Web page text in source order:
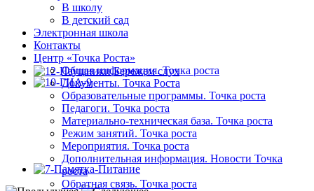
В школу
В детский сад
Электронная школа
Контакты
Центр «Точка Роста»
Общая информация. Точка роста
Документы. Точка Роста
Образовательные программы. Точка роста
Педагоги. Точка роста
Материально-техническая база. Точка роста
Режим занятий. Точка роста
Мероприятия. Точка роста
Дополнительная информация. Новости Точка
роста
Обратная связь. Точка роста